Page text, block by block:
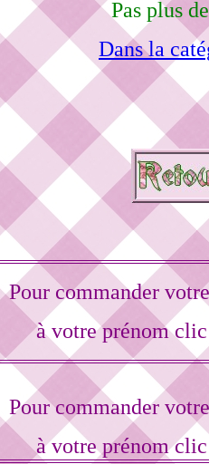
Pas plus
Dans la
Pour commander
à votre prénom clic
Pour commander
à votre prénom clic